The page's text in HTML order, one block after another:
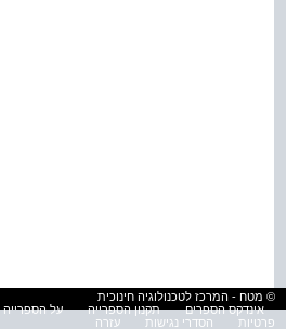
© מטח - המרכז לטכנולוגיה חינוכית
אינדקס הספרים
תקנון הספרייה על הספרייה
פרטיות
הסדרי נגישות עזרה